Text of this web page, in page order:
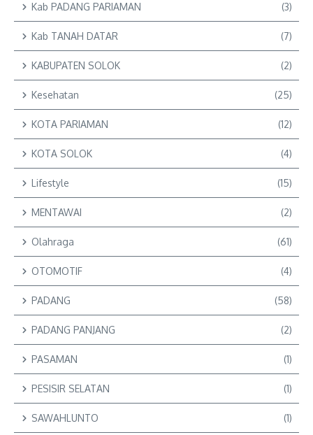
Kab PADANG PARIAMAN (3)
Kab TANAH DATAR (7)
KABUPATEN SOLOK (2)
Kesehatan (25)
KOTA PARIAMAN (12)
KOTA SOLOK (4)
Lifestyle (15)
MENTAWAI (2)
Olahraga (61)
OTOMOTIF (4)
PADANG (58)
PADANG PANJANG (2)
PASAMAN (1)
PESISIR SELATAN (1)
SAWAHLUNTO (1)